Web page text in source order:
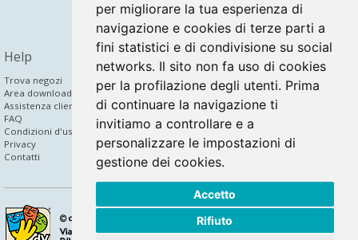
per migliorare la tua esperienza di
navigazione e cookies di terze parti a
fini statistici e di condivisione su social
networks. Il sito non fa uso di cookies
per la profilazione degli utenti. Prima
di continuare la navigazione ti
invitiamo a controllare e a
personalizzare le impostazioni di
gestione dei cookies.
Accetto
Rifiuto
Partner
Bridge to Digital
Help
Trova negozi
Area download
Assistenza clienti
FAQ
Condizioni d'uso
Privacy
Contatti
Community
Facebook
Twitter
YouTube
Instagram
Newsletter